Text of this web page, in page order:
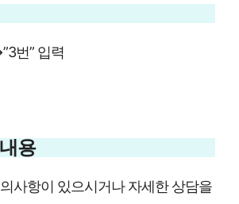
번” 입력
용
사항이 있으시거나 자세한 상담을